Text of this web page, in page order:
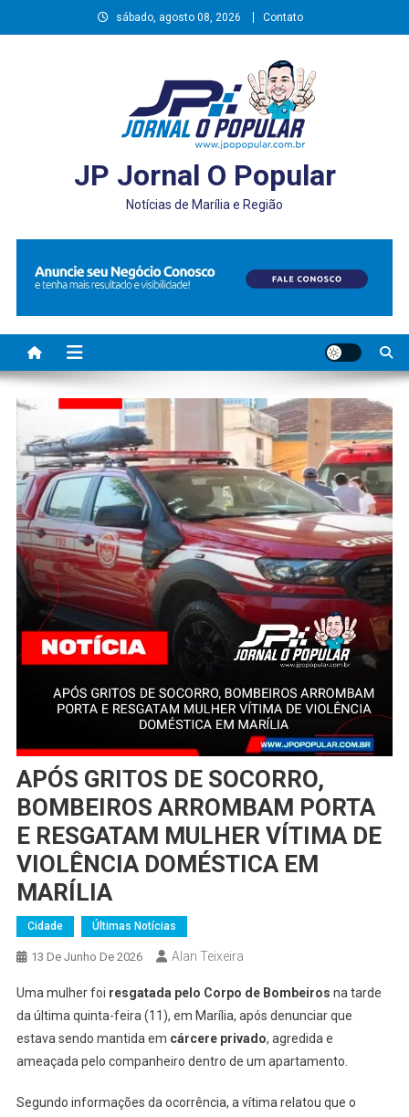
to
sábado, agosto 08, 2026 Contato
JP Jornal O Popular
Notícias de Marília e Região
APÓS GRITOS DE SOCORRO,
BOMBEIROS ARROMBAM PORTA
E RESGATAM MULHER VÍTIMA DE
VIOLÊNCIA DOMÉSTICA EM
MARÍLIA
Cidade Últimas Notícias
13 De Junho De 2026 Alan Teixeira
Uma mulher foi resgatada pelo Corpo de Bombeiros na tarde
da última quinta-feira (11), em Marília, após denunciar que
estava sendo mantida em cárcere privado, agredida e
ameaçada pelo companheiro dentro de um apartamento.
Segundo informações da ocorrência, a vítima relatou que o